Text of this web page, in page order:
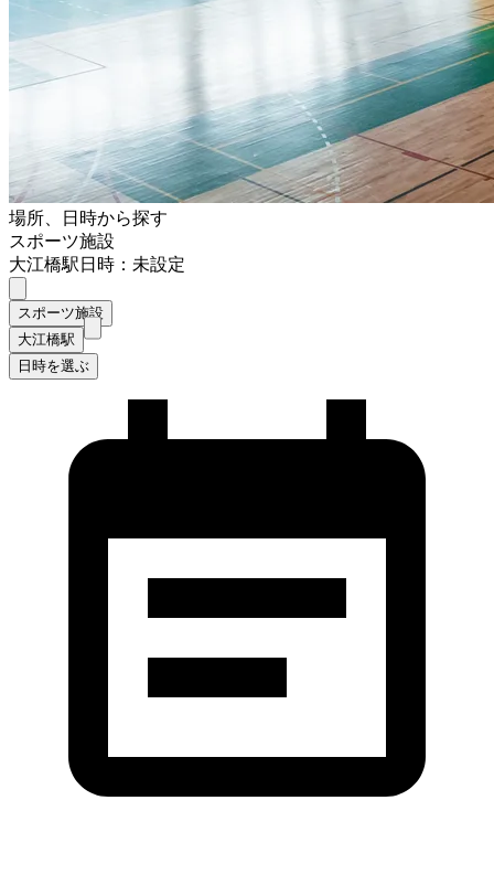
場所、日時から探す
スポーツ施設
大江橋駅日時：未設定
スポーツ施設
大江橋駅
日時を選ぶ